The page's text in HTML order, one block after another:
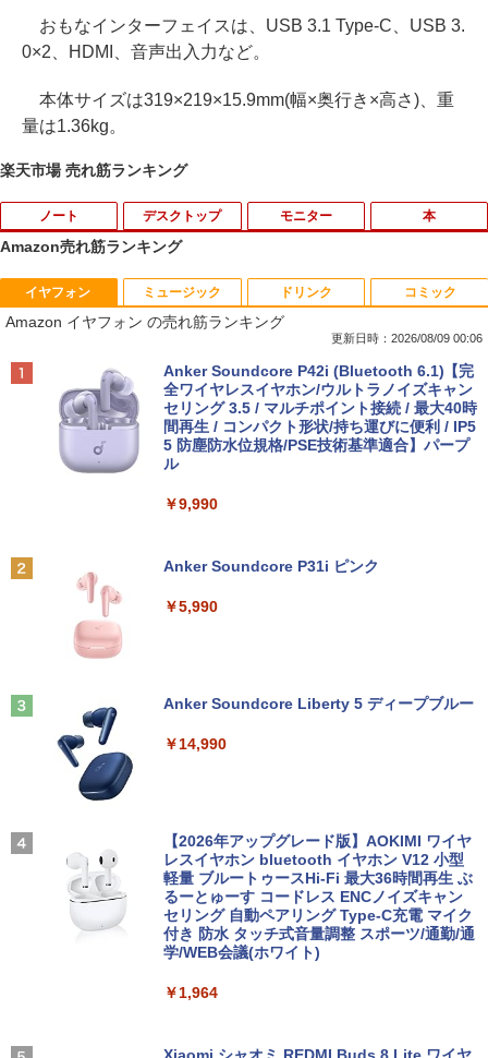
おもなインターフェイスは、USB 3.1 Type-C、USB 3.
0×2、HDMI、音声出入力など。
本体サイズは319×219×15.9mm(幅×奥行き×高さ)、重
量は1.36kg。
楽天市場 売れ筋ランキング
ノート
1
【期間限定 ポイント10倍】Lenovo Idea
Pad D330 10.1型 2-in-1 タブレットPC／
着脱式キーボード（intel 第九世代Celero
Type-C データ/充電可）/microSD対応
（最大128GB）/Windows 11 Pro／Dolb
y Audio）【整備済み中古品】
￥13,800
1 第8世代 Core i5 メモリ8GB SSD128G
ows11 Pro カメラ Bluetooth Wi-Fi 送料
中古 マイクロソフト Surface Pro 7 Cor
Bランク ノートパソコン 中古ノートパソ
コン 中古PC
￥26,800
新品第13世代CPU搭載ノートPC Office
キーボード 14.1型 Intel Celeron メモリ
デスクトップ モニター 本
1
りゅうおうのおしごと！21 〜白雪姫と
竜王の結婚〜【完結記念メモリアルブッ
ク付き特装版】 【電子書籍】[ 白鳥 士郎
￥5,500
山由美子 ]
で、スリランカの食を深く知るための12
5品 [ 濱田 祐介 ]
￥5,940
巌南堂書店 [単行本]【宅配便出荷】
Amazon売れ筋ランキング
イヤフォン
Amazon イヤフォン の売れ筋ランキング
更新日時：2026/08/09 00:06
Anker Soundcore P42i (Bluetooth 6.1)【完
全ワイヤレスイヤホン/ウルトラノイズキャン
セリング 3.5 / マルチポイント接続 / 最大40時
間再生 / コンパクト形状/持ち運びに便利 / IP5
5 防塵防水位規格/PSE技術基準適合】パープ
ル
￥9,990
Anker Soundcore P31i ピンク
￥5,990
Anker Soundcore Liberty 5 ディープブルー
￥14,990
【2026年アップグレード版】AOKIMI ワイヤ
レスイヤホン bluetooth イヤホン V12 小型
軽量 ブルートゥースHi-Fi 最大36時間再生 ぶ
るーとゅーす コードレス ENCノイズキャン
セリング 自動ペアリング Type-C充電 マイク
付き 防水 タッチ式音量調整 スポーツ/通勤/通
学/WEB会議(ホワイト)
￥1,964
Xiaomi シャオミ REDMI Buds 8 Lite ワイヤ
ミュージック ドリンク コミック